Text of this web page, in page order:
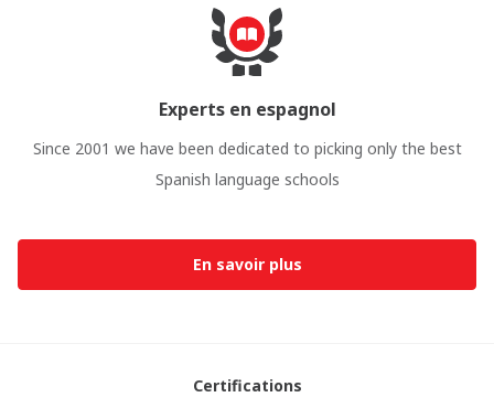
Experts en espagnol
Since 2001 we have been dedicated to picking only the best
Spanish language schools
En savoir plus
Certifications